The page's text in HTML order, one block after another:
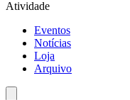
Atividade
Eventos
Notícias
Loja
Arquivo